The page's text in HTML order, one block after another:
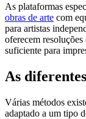
As plataformas
obras de arte com
para artistas
oferecem
suficiente para
As
Várias métodos
adaptado a um tipo